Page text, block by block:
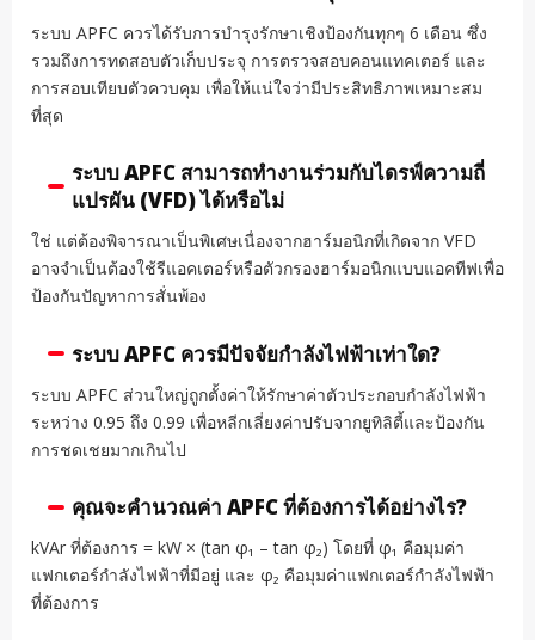
ระบบ APFC ควรได้รับการบำรุงรักษาเชิงป้องกันทุกๆ 6 เดือน ซึ่ง
รวมถึงการทดสอบตัวเก็บประจุ การตรวจสอบคอนแทคเตอร์ และ
การสอบเทียบตัวควบคุม เพื่อให้แน่ใจว่ามีประสิทธิภาพเหมาะสม
ที่สุด
ระบบ APFC สามารถทำงานร่วมกับไดรฟ์ความถี่
แปรผัน (VFD) ได้หรือไม่
ใช่ แต่ต้องพิจารณาเป็นพิเศษเนื่องจากฮาร์มอนิกที่เกิดจาก VFD
อาจจำเป็นต้องใช้รีแอคเตอร์หรือตัวกรองฮาร์มอนิกแบบแอคทีฟเพื่อ
ป้องกันปัญหาการสั่นพ้อง
ระบบ APFC ควรมีปัจจัยกำลังไฟฟ้าเท่าใด?
ระบบ APFC ส่วนใหญ่ถูกตั้งค่าให้รักษาค่าตัวประกอบกำลังไฟฟ้า
ระหว่าง 0.95 ถึง 0.99 เพื่อหลีกเลี่ยงค่าปรับจากยูทิลิตี้และป้องกัน
การชดเชยมากเกินไป
คุณจะคำนวณค่า APFC ที่ต้องการได้อย่างไร?
kVAr ที่ต้องการ = kW × (tan φ₁ – tan φ₂) โดยที่ φ₁ คือมุมค่า
แฟกเตอร์กำลังไฟฟ้าที่มีอยู่ และ φ₂ คือมุมค่าแฟกเตอร์กำลังไฟฟ้า
ที่ต้องการ